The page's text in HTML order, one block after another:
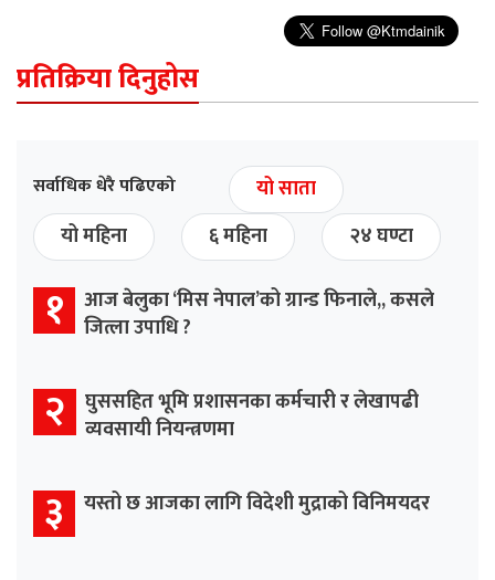
प्रतिक्रिया दिनुहोस
सर्वाधिक धेरै पढिएको
यो साता
यो महिना
६ महिना २४ घण्टा
१ आज बेलुका ‘मिस नेपाल’को ग्रान्ड फिनाले,, कसले
जित्ला उपाधि ?
२ घुससहित भूमि प्रशासनका कर्मचारी र लेखापढी
व्यवसायी नियन्त्रणमा
३ यस्तो छ आजका लागि विदेशी मुद्राको विनिमयदर